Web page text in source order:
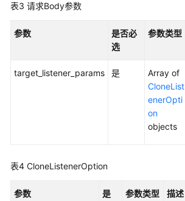
负
证
表3 请求Body参数
参数
是否必
选
参数类型
target_listener_params 是
Array of
CloneList
enerOpti
on
objects
表4 CloneListenerOption
参数
是
参数类型 描述